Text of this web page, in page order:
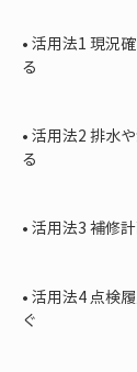
• 活用法1 現況
る
• 活用法2 排水
る
• 活用法3 補修
• 活用法4 点検
ぐ